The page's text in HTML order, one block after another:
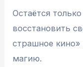
Остаётся
восстановить
страшное кино»
магию.